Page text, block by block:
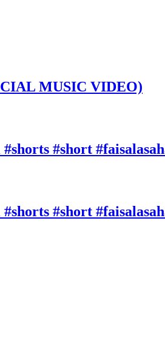
MUSIC VIDEO)
#short
#short